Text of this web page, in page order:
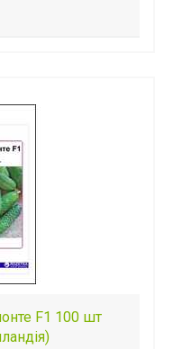
F1 100 шт